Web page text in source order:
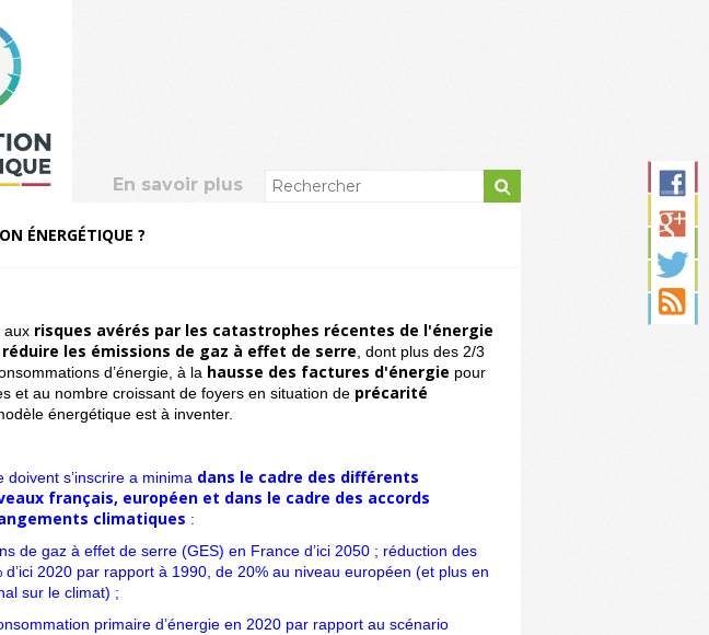
En savoir plus
ÉNERGÉTIQUE ?
aux risques avérés par les catastrophes récentes de l'énergie
réduire les émissions de gaz à effet de serre , dont plus des 2/3
d’énergie, à la hausse des factures d'énergie pour
et au nombre croissant de foyers en situation de précarité
énergétique est à inventer.
s’inscrire a minima dans le cadre des différents
français, européen et dans le cadre des accords
climatiques :
de gaz à effet de serre (GES) en France d’ici 2050 ; réduction des
d’ici 2020 par rapport à 1990, de 20% au niveau européen (et plus en
sur le climat) ;
primaire d’énergie en 2020 par rapport au scénario